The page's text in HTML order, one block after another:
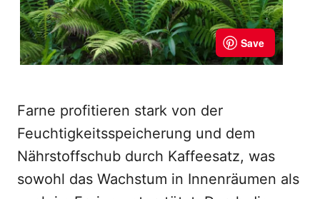
Farne profitieren stark von der
Feuchtigkeitsspeicherung und dem
Nährstoffschub durch Kaffeesatz, was
sowohl das Wachstum in Innenräumen als